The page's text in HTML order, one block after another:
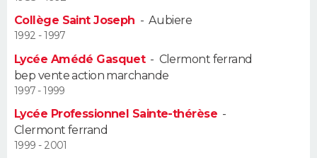
Alimentation
Guide de la santé
Maladies
Médicaments
Sommeil
VOYAGE
Destinations
City break
Voyage nature
Voyage de noces
Forum
Climat
+
PHOTO
BONS PLANS
Collège Saint Joseph -Aubiere
1992 - 1997
Lycée Amédé Gasquet- Clermont ferrand
bep vente action marchande
1997 - 1999
Lycée Professionnel Sainte-thérèse-
Clermont ferrand
1999 - 2001